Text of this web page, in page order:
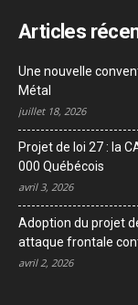
Articles
Une nouvelle
Métal
juillet 18, 2026
Projet de loi 27 : la
000 Québécois
avril 3, 2026
Adoption du projet
attaque frontale
avril 2, 2026